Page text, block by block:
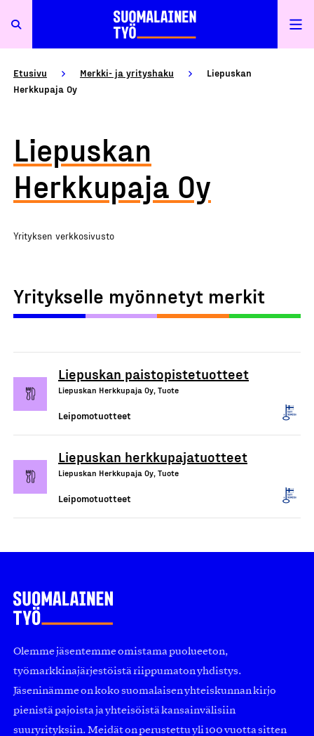
Etusivu Merkki- ja yrityshaku
Liepuskan
Herkkupaja Oy
Liepuskan
Herkkupaja Oy
Yrityksen verkkosivusto
Yritykselle myönnetyt merkit
Liepuskan paistopistetuotteet
Liepuskan Herkkupaja Oy, Tuote
Leipomotuotteet
Liepuskan herkkupajatuotteet
Liepuskan Herkkupaja Oy, Tuote
Leipomotuotteet
Olemme jäsentemme omistama puolueeton,
työmarkkinajärjestöistä riippumaton yhdistys.
Jäseninämme on koko suomalaisen yhteiskunnan kirjo
pienistä pajoista ja yhteisöistä kansainvälisiin
suuryrityksiin. Meidät on perustettu yli 100 vuotta sitten